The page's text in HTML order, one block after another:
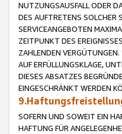
NUTZUNGSAUSFALL ODER
DES AUFTRETENS SOLCHER
SERVICEANGEBOTEN
ZEITPUNKT DES
ZAHLENDEN
AUF ERFÜLLUNGSKLAGE,
DIESES ABSATZES
EINGESCHRÄNKT WERDEN
SOFERN UND SOWEIT EIN
HAFTUNG FÜR